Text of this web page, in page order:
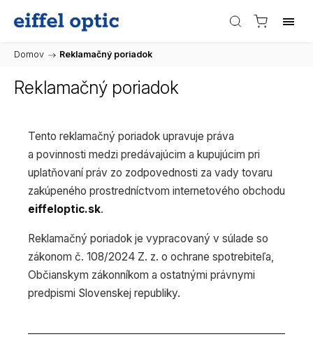
Domov / Reklamačný poriadok
Reklamačný poriadok
Tento reklamačný poriadok upravuje práva
a povinnosti medzi predávajúcim a kupujúcim pri
uplatňovaní práv zo zodpovednosti za vady tovaru
zakúpeného prostredníctvom internetového obchodu
eiffeloptic.sk.
Reklamačný poriadok je vypracovaný v súlade so
zákonom č. 108/2024 Z. z. o ochrane spotrebiteľa,
Občianskym zákonníkom a ostatnými právnymi
predpismi Slovenskej republiky.